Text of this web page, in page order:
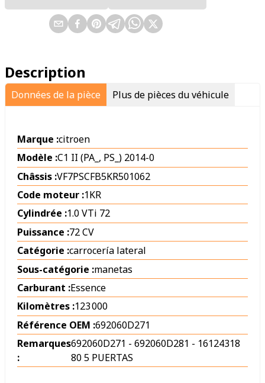
Description
Données de la pièce Plus de pièces du véhicule
Marque :citroen
Modèle :C1 II (PA_, PS_) 2014-0
Châssis :VF7PSCFB5KR501062
Code moteur :1KR
Cylindrée :1.0 VTi 72
Puissance :72 CV
Catégorie :carrocería lateral
Sous-catégorie :manetas
Carburant :Essence
Kilomètres :123 000
Référence OEM :692060D271
Remarques
:
692060D271 - 692060D281 - 16124318
80 5 PUERTAS